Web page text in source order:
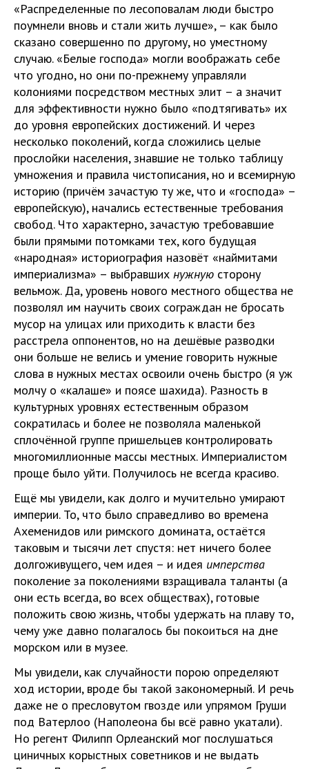
«Распределенные по лесоповалам люди быстро
поумнели вновь и стали жить лучше», – как было
сказано совершенно по другому, но уместному
случаю. «Белые господа» могли воображать себе
что угодно, но они по-прежнему управляли
колониями посредством местных элит – а значит
для эффективности нужно было «подтягивать» их
до уровня европейских достижений. И через
несколько поколений, когда сложились целые
прослойки населения, знавшие не только таблицу
умножения и правила чистописания, но и всемирную
историю (причём зачастую ту же, что и «господа» –
европейскую), начались естественные требования
свобод. Что характерно, зачастую требовавшие
были прямыми потомками тех, кого будущая
«народная» историография назовёт «наймитами
империализма» – выбравших нужную сторону
вельмож. Да, уровень нового местного общества не
позволял им научить своих сограждан не бросать
мусор на улицах или приходить к власти без
расстрела оппонентов, но на дешёвые разводки
они больше не велись и умение говорить нужные
слова в нужных местах освоили очень быстро (я уж
молчу о «калаше» и поясе шахида). Разность в
культурных уровнях естественным образом
сократилась и более не позволяла маленькой
сплочённой группе пришельцев контролировать
многомиллионные массы местных. Империалистом
проще было уйти. Получилось не всегда красиво.
Ещё мы увидели, как долго и мучительно умирают
империи. То, что было справедливо во времена
Ахеменидов или римского домината, остаётся
таковым и тысячи лет спустя: нет ничего более
долгоживущего, чем идея – и идея имперства
поколение за поколениями взращивала таланты (а
они есть всегда, во всех обществах), готовые
положить свою жизнь, чтобы удержать на плаву то,
чему уже давно полагалось бы покоиться на дне
морском или в музее.
Мы увидели, как случайности порою определяют
ход истории, вроде бы такой закономерный. И речь
даже не о пресловутом гвозде или упрямом Груши
под Ватерлоо (Наполеона бы всё равно укатали).
Но регент Филипп Орлеанский мог послушаться
циничных корыстных советников и не выдать